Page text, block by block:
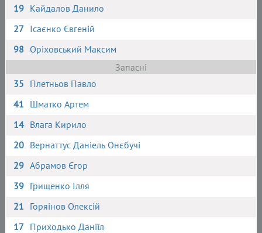
19 Кайдалов Данило
27 Ісаєнко Євгеній
98 Оріховський Максим
Запасні
35 Плетньов Павло
41 Шматко Артем
14 Влага Кирило
20 Вернаттус Даніель Онєбучі
29 Абрамов Єгор
39 Грищенко Ілля
21 Горяінов Олексій
17 Приходько Даніїл